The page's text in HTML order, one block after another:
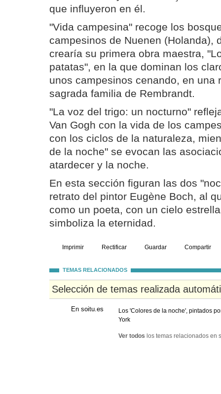
que influyeron en él.
"Vida campesina" recoge los
campesinos de Nuenen (Holanda),
crearía su primera obra maestra,
patatas", en la que dominan los
unos campesinos cenando, en una
sagrada familia de Rembrandt.
"La voz del trigo: un nocturno"
Van Gogh con la vida de los
con los ciclos de la naturaleza,
de la noche" se evocan las
atardecer y la noche.
En esta sección figuran las dos
retrato del pintor Eugène Boch, al
como un poeta, con un cielo
simboliza la eternidad.
Imprimir Rectificar Guardar Compartir
TEMAS RELACIONADOS
Selección de temas realizada
En soitu.es
Los 'Colores de la noche', pintados
York
Ver todos los temas relacionados en